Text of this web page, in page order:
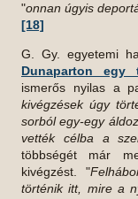
"onnan úgyis
[18]
G. Gy. egyetemi
Dunaparton egy
ismerős nyilas a
kivégzések úgy
sorból egy-egy
vették célba a
többségét már
kivégzést. "
történik itt, mire a